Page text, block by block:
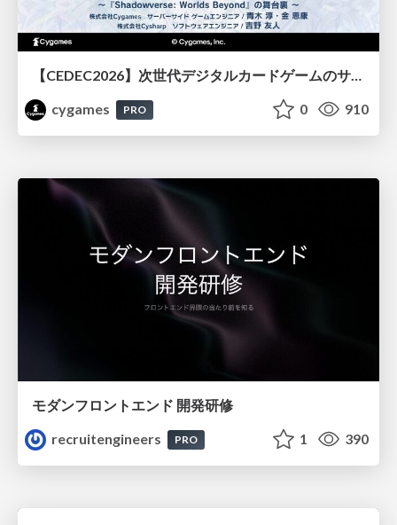
cygames
PRO 0 910
モダンフロントエンド 開発研修
recruitengineers
PRO 1 390